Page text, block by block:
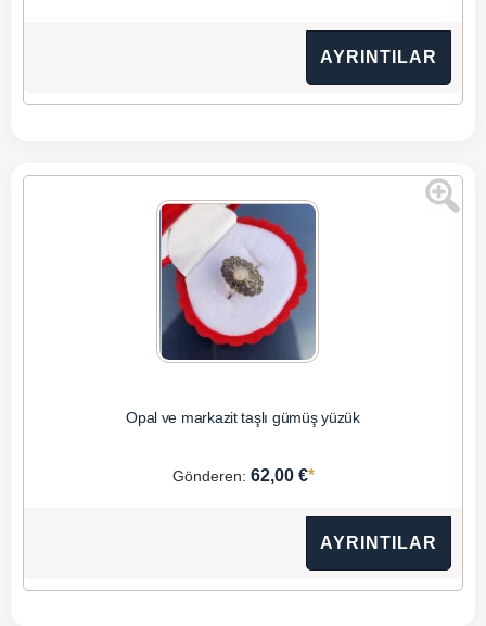
AYRINTILAR
Opal ve markazit taşlı gümüş yüzük
Gönderen: 62,00 €*
AYRINTILAR